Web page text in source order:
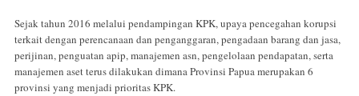
Sejak tahun 2016 melalui pendampingan KPK, upaya pencegahan korupsi
terkait dengan perencanaan dan penganggaran, pengadaan barang dan jasa,
perijinan, penguatan apip, manajemen asn, pengelolaan pendapatan, serta
manajemen aset terus dilakukan dimana Provinsi Papua merupakan 6
provinsi yang menjadi prioritas KPK.